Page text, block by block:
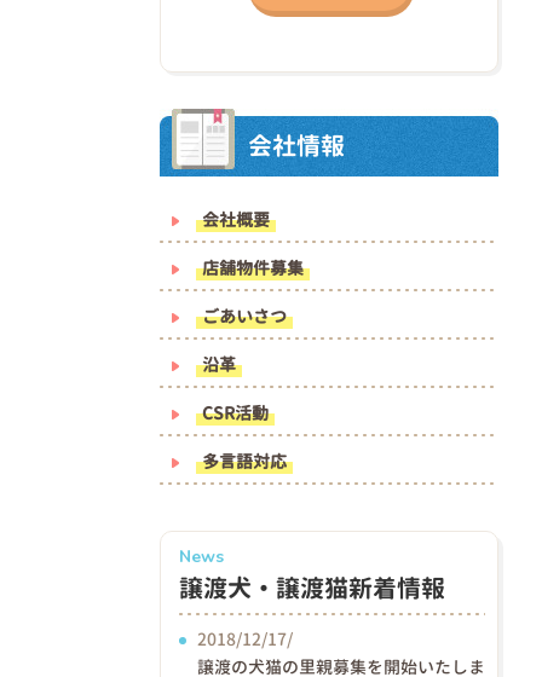
会社情報
会社概要
店舗物件募集
ごあいさつ
沿革
CSR活動
多言語対応
News
譲渡犬・譲渡猫新着情報
2018/12/17/
譲渡の犬猫の里親募集を開始いたしま